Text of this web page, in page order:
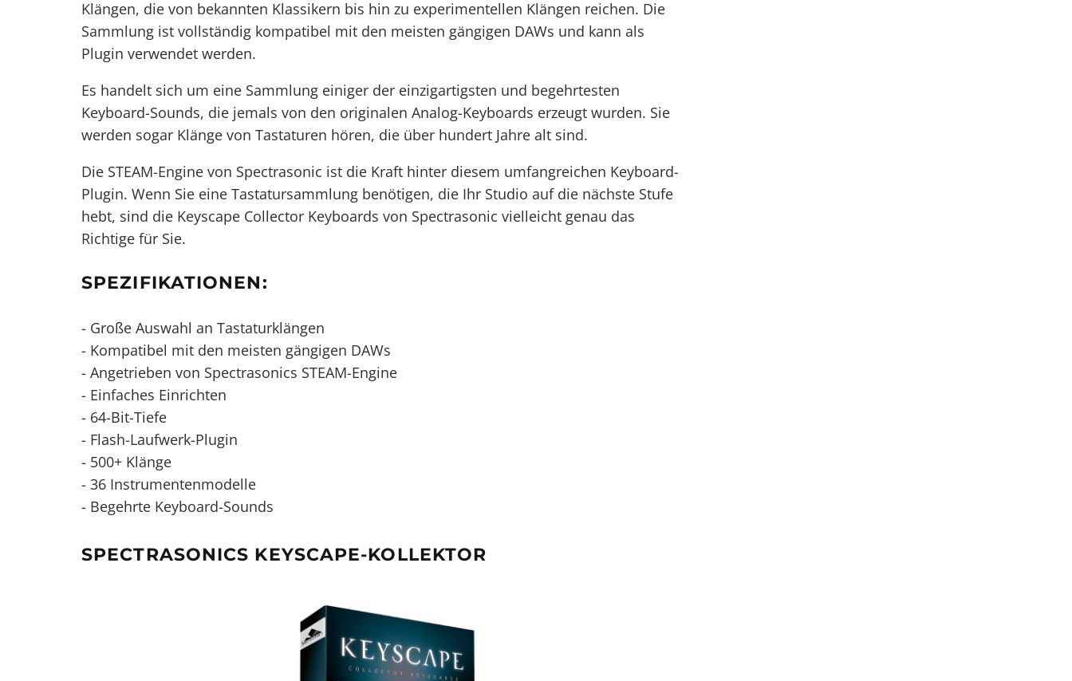
Klängen, die von bekannten Klassikern bis hin zu experimentellen Klängen reichen. Die
Sammlung ist vollständig kompatibel mit den meisten gängigen DAWs und kann als
Plugin verwendet werden.
Es handelt sich um eine Sammlung einiger der einzigartigsten und begehrtesten
Keyboard-Sounds, die jemals von den originalen Analog-Keyboards erzeugt wurden. Sie
werden sogar Klänge von Tastaturen hören, die über hundert Jahre alt sind.
Die STEAM-Engine von Spectrasonic ist die Kraft hinter diesem umfangreichen Keyboard-
Plugin. Wenn Sie eine Tastatursammlung benötigen, die Ihr Studio auf die nächste Stufe
hebt, sind die Keyscape Collector Keyboards von Spectrasonic vielleicht genau das
Richtige für Sie.
SPEZIFIKATIONEN:
- Große Auswahl an Tastaturklängen
- Kompatibel mit den meisten gängigen DAWs
- Angetrieben von Spectrasonics STEAM-Engine
- Einfaches Einrichten
- 64-Bit-Tiefe
- Flash-Laufwerk-Plugin
- 500+ Klänge
- 36 Instrumentenmodelle
- Begehrte Keyboard-Sounds
SPECTRASONICS KEYSCAPE-KOLLEKTOR